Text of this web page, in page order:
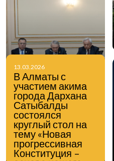
13.03.2026
В Алматы с
участием акима
города Дархана
Сатыбалды
состоялся
круглый стол на
тему «Новая
прогрессивная
Конституция –
27.02.2026
Заместитель
генерального
директора по
стратегическому
развитию ИФПР
Ермек Токтаров
принял онлайн-
участие и
выступил с